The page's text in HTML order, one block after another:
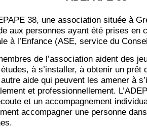
38, une association située à
aux personnes ayant été prises en
à l’Enfance (ASE, service du
de l’association aident des
à s’installer, à obtenir un prêt
aide qui peuvent les amener à
et professionnellement.
et un accompagnement
accompagner une personne